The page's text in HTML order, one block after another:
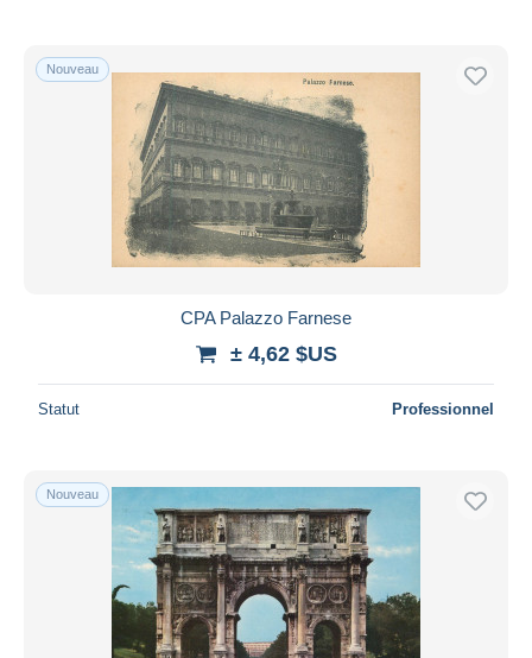
Nouveau
CPA Palazzo Farnese
± 4,62 $US
Statut Professionnel
Nouveau